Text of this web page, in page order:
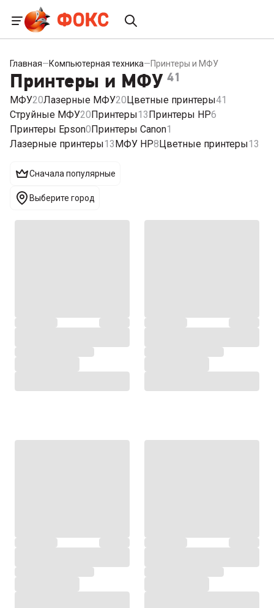
Главная—Компьютерная техника—Принтеры и МФУ
Принтеры и МФУ 41
МФУ20Лазерные МФУ20Цветные принтеры41
Струйные МФУ20Принтеры13Принтеры HP6
Принтеры Epson0Принтеры Canon1
Лазерные принтеры13МФУ HP8Цветные принтеры13
Сначала популярные
Выберите город